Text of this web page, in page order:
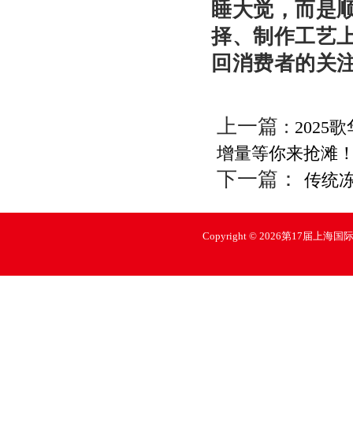
睡大觉，而是
择、制作工艺
回消费者的关
上一篇 : 2025
增量等你来抢滩
下一篇： 传统
Copyright © 2026第17届上海国